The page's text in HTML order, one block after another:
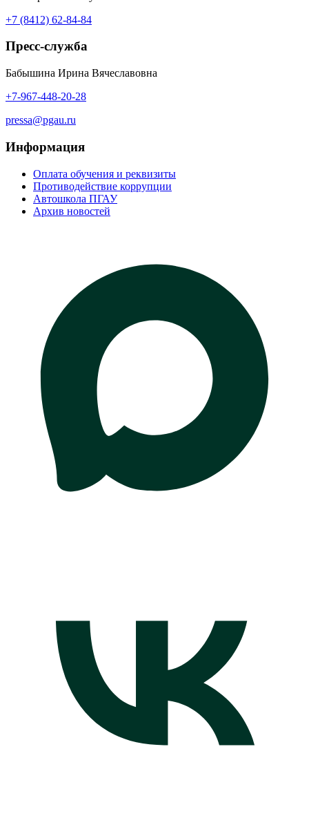
+7 (8412) 62-84-84
Пресс-служба
Бабышина Ирина Вячеславовна
+7-967-448-20-28
pressa@pgau.ru
Информация
Оплата обучения и реквизиты
Противодействие коррупции
Автошкола ПГАУ
Архив новостей